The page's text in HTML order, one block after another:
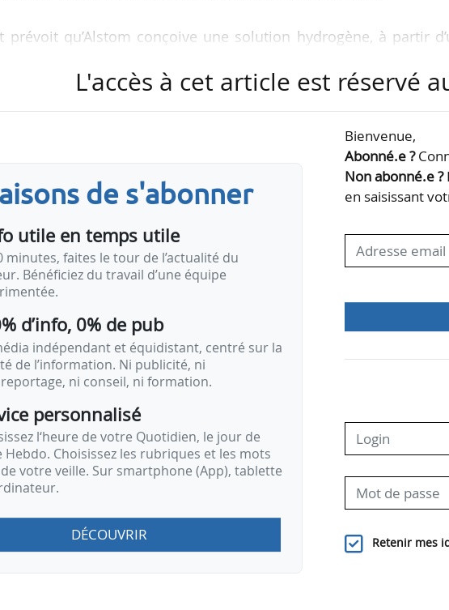
prévoit qu’Alstom conçoive une solution hydrogène, à partir
l’hydrogène renouvelable pour cette solution. Le marché
apportera une solution décarbonée et zéro émission en
environnementaux et de santé publique, y compris
les embranchements non…
L'accès à cet article est réservé
de s'abonner
utile en temps utile
minutes, faites le tour de l’actualité du
Bénéficiez du travail d’une équipe
d’info, 0% de pub
indépendant et équidistant, centré sur la
de l’information. Ni publicité, ni
ni conseil, ni formation.
personnalisé
l‘heure de votre Quotidien, le jour de
Hebdo. Choisissez les rubriques et les mots
votre veille. Sur smartphone (App), tablette
DÉCOUVRIR
Bienvenue,
Abonné.e ?
Non abonné.e ?
en saisissant
Retenir mes